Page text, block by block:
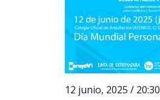
12 junio, 2025 / 20:30